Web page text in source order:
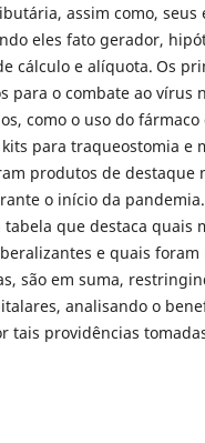
assim como, seus
eles fato gerador,
cálculo e alíquota. Os
para o combate ao vírus
como o uso do fármaco
para traqueostomia e
produtos de destaque
o início da
que destaca quais
e quais foram
são em suma,
analisando o
tais providências